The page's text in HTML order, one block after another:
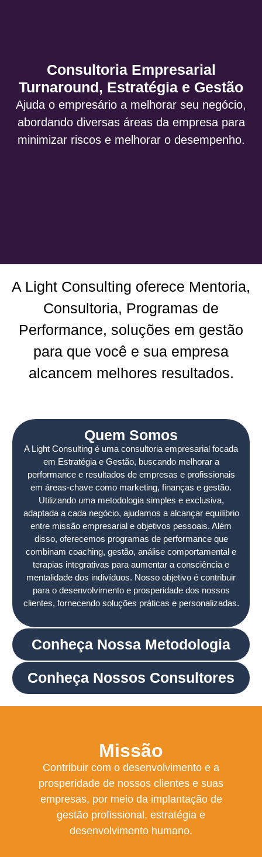
Consultoria Empresarial
Turnaround, Estratégia e Gestão
Ajuda o empresário a melhorar seu negócio,
abordando diversas áreas da empresa para
minimizar riscos e melhorar o desempenho.
A Light Consulting oferece Mentoria,
Consultoria, Programas de
Performance, soluções em gestão
para que você e sua empresa
alcancem melhores resultados.
Quem Somos
A Light Consulting é uma consultoria empresarial focada
em Estratégia e Gestão, buscando melhorar a
performance e resultados de empresas e profissionais
em áreas-chave como marketing, finanças e gestão.
Utilizando uma metodologia simples e exclusiva,
adaptada a cada negócio, ajudamos a alcançar equilíbrio
entre missão empresarial e objetivos pessoais. Além
disso, oferecemos programas de performance que
combinam coaching, gestão, análise comportamental e
terapias integrativas para aumentar a consciência e
mentalidade dos indivíduos. Nosso objetivo é contribuir
para o desenvolvimento e prosperidade dos nossos
clientes, fornecendo soluções práticas e personalizadas.
Conheça Nossa Metodologia
Conheça Nossos Consultores
Missão
Contribuir com o desenvolvimento e a
prosperidade de nossos clientes e suas
empresas, por meio da implantação de
gestão profissional, estratégia e
desenvolvimento humano.